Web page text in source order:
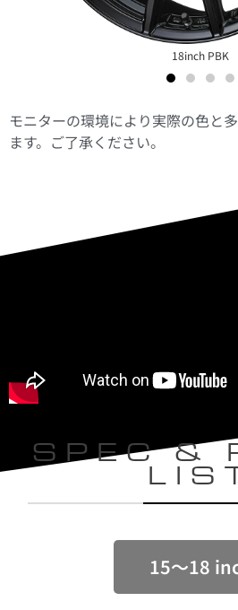
18inch PBK
モニターの環境により実際の色と
ます。ご了承ください。
SPEC &
15〜18